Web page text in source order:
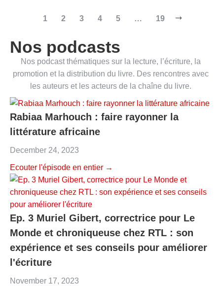
1 2 3 4 5 … 19
Nos podcasts
Nos podcast thématiques sur la lecture, l’écriture, la
promotion et la distribution du livre. Des rencontres avec
les auteurs et les acteurs de la chaîne du livre.
Rabiaa Marhouch : faire rayonner la
littérature africaine
December 24, 2023
Ecouter l'épisode en entier →
Ep. 3 Muriel Gibert, correctrice pour Le
Monde et chroniqueuse chez RTL : son
expérience et ses conseils pour améliorer
l'écriture
November 17, 2023